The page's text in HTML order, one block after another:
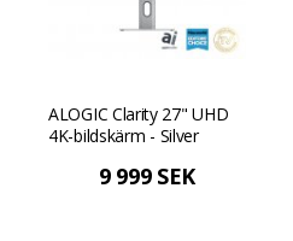
ALOGIC Clarity 27" UHD
4K-bildskärm - Silver
9 999 SEK